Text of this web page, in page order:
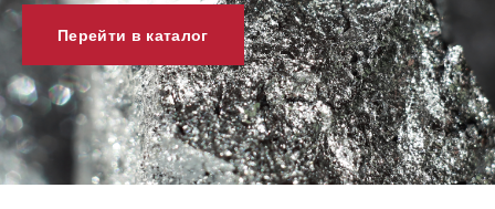
Перейти в каталог